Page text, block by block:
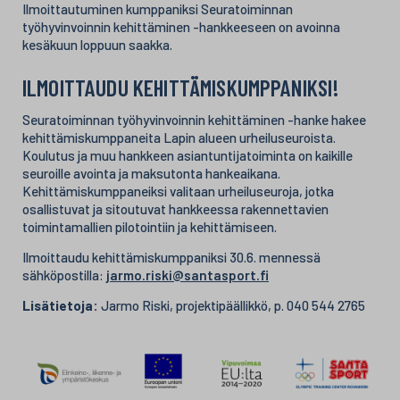
Ilmoittautuminen kumppaniksi Seuratoiminnan
työhyvinvoinnin kehittäminen -hankkeeseen on avoinna
kesäkuun loppuun saakka.
ILMOITTAUDU KEHITTÄMISKUMPPANIKSI!
Seuratoiminnan työhyvinvoinnin kehittäminen -hanke hakee
kehittämiskumppaneita Lapin alueen urheiluseuroista.
Koulutus ja muu hankkeen asiantuntijatoiminta on kaikille
seuroille avointa ja maksutonta hankeaikana.
Kehittämiskumppaneiksi valitaan urheiluseuroja, jotka
osallistuvat ja sitoutuvat hankkeessa rakennettavien
toimintamallien pilotointiin ja kehittämiseen.
Ilmoittaudu kehittämiskumppaniksi 30.6. mennessä
sähköpostilla: jarmo.riski@santasport.fi
Lisätietoja: Jarmo Riski, projektipäällikkö, p. 040 544 2765